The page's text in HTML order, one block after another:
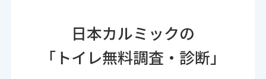
日本カルミックの
「トイレ無料調査・診断」